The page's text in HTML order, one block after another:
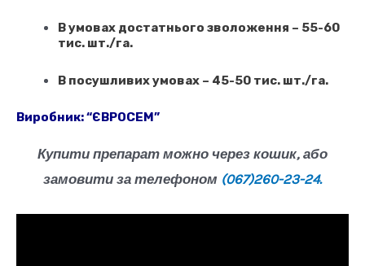
В умовах достатнього зволоження – 55-60
тис. шт./га.
В посушливих умовах – 45-50 тис. шт./га.
Виробник:“ЄВРОСЕМ”
Купити препарат можно через кошик, або
замовити за телефоном (067)260-23-24.